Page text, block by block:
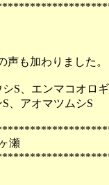
も加わりました。
S、エンマコオロ
アオマツムシS
瀬